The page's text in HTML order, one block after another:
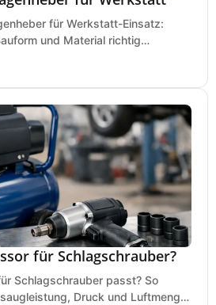
für Werkstatt-Einsatz:
und Material richtig
für Schlagschrauber?
Schlagschrauber passt? So
Druck und Luftmenge